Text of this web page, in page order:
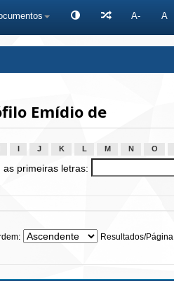
A- A
Emídio de
J K L M N O
primeiras letras:
Resultados/Página